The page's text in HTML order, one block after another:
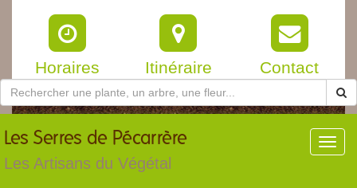
Horaires Itinéraire Contact
Les Serres de Pécarrère
Les Artisans du Végétal